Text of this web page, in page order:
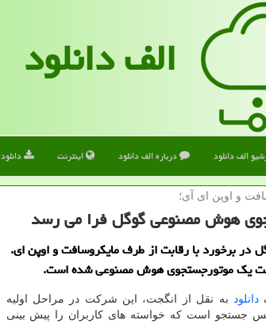
الف دانلود
الف دانلود درباره الف دانلود اینترنت دانلود
و اوپن ای آی؛
هوش مصنوعی گوگل فرا می رسد
در برخورد با رقابت از طرف مایکروسافت و اوپن ای.
یک موتورجستجوی هوش مصنوعی شده است.
دانلود به نقل از انگجت، این شرکت در مراحل اولیه
جستجو است که خواسته های کاربران را پیش بینی